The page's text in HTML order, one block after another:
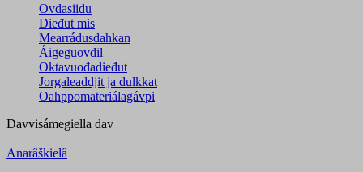
Ovdasiidu
Dieđut mis
Mearrádusdahkan
Áigeguovdil
Oktavuođadieđut
Jorgaleaddjit ja dulkkat
Oahppomateriálagávpi
Davvisámegiella dav
Anarâškielâ